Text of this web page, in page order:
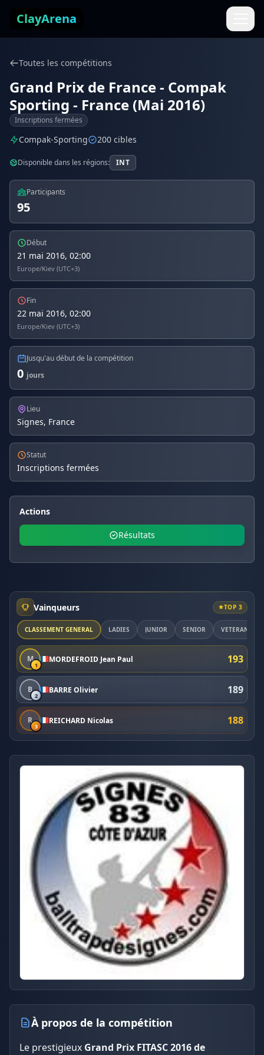
ClayArena
Toutes les compétitions
Grand Prix de France - Compak
Sporting - France (Mai 2016)
Inscriptions fermées
Compak-Sporting 200 cibles
Disponible dans les régions: INT
Participants
95
Début
21 mai 2016, 02:00
Europe/Kiev (UTC+3)
Fin
22 mai 2016, 02:00
Europe/Kiev (UTC+3)
Jusqu'au début de la compétition
0 jours
Lieu
Signes, France
Statut
Inscriptions fermées
Actions
Résultats
Vainqueurs TOP 3
CLASSEMENT GÉNÉRAL LADIES JUNIOR SENIOR VETERAN
M
1
MORDEFROID Jean Paul 193
B
2
BARRE Olivier 189
R
3
REICHARD Nicolas 188
À propos de la compétition
Le prestigieux Grand Prix FITASC 2016 de